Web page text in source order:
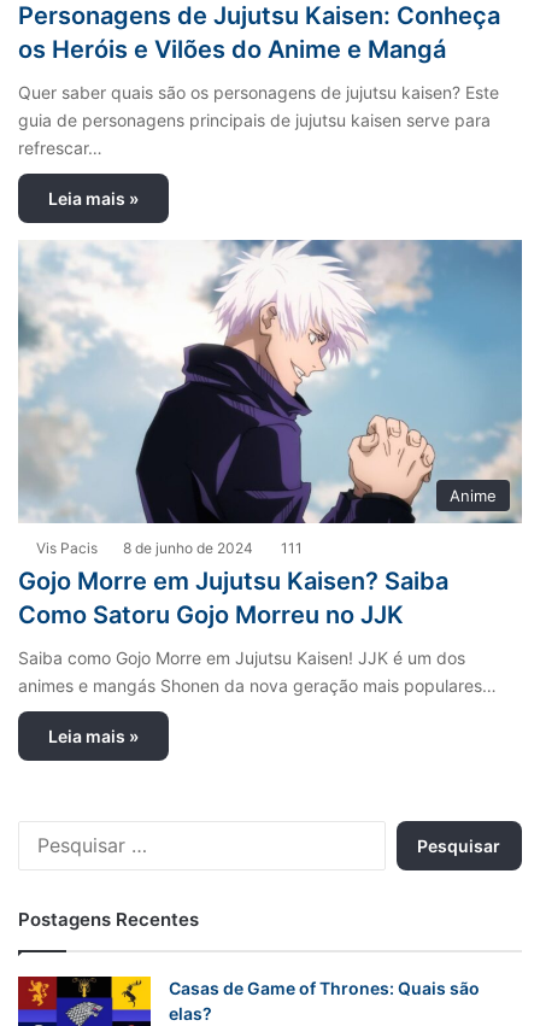
Personagens de Jujutsu Kaisen: Conheça
os Heróis e Vilões do Anime e Mangá
Quer saber quais são os personagens de jujutsu kaisen? Este
guia de personagens principais de jujutsu kaisen serve para
refrescar…
Leia mais »
Anime
Vis Pacis 8 de junho de 2024 111
Gojo Morre em Jujutsu Kaisen? Saiba
Como Satoru Gojo Morreu no JJK
Saiba como Gojo Morre em Jujutsu Kaisen! JJK é um dos
animes e mangás Shonen da nova geração mais populares…
Leia mais »
s
Postagens Recentes
Casas de Game of Thrones: Quais são
elas?